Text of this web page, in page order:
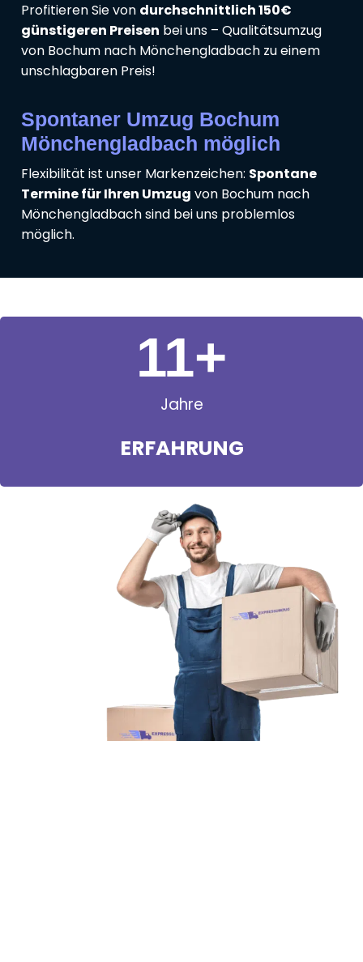
Profitieren Sie von durchschnittlich 150€
günstigeren Preisen bei uns – Qualitätsumzug
von Bochum nach Mönchengladbach zu einem
unschlagbaren Preis!
Spontaner Umzug Bochum
Mönchengladbach möglich
Flexibilität ist unser Markenzeichen: Spontane
Termine für Ihren Umzug von Bochum nach
Mönchengladbach sind bei uns problemlos
möglich.
Jahre
ERFAHRUNG
11+